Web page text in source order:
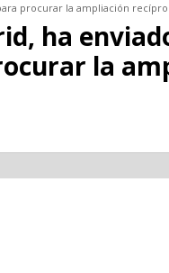
procurar la ampliación
ha
la